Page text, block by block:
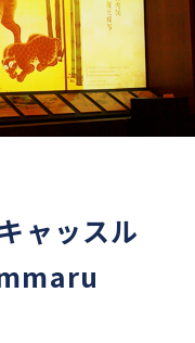
ャッスル